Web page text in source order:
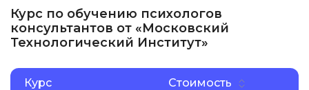
Курс по обучению психологов
консультантов от «Московский
Технологический Институт»
Курс Стоимость